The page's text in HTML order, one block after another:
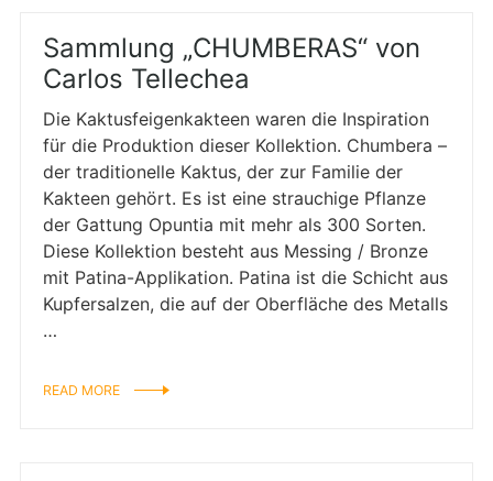
Sammlung „CHUMBERAS“ von
Carlos Tellechea
Die Kaktusfeigenkakteen waren die Inspiration
für die Produktion dieser Kollektion. Chumbera –
der traditionelle Kaktus, der zur Familie der
Kakteen gehört. Es ist eine strauchige Pflanze
der Gattung Opuntia mit mehr als 300 Sorten.
Diese Kollektion besteht aus Messing / Bronze
mit Patina-Applikation. Patina ist die Schicht aus
Kupfersalzen, die auf der Oberfläche des Metalls
…
READ MORE